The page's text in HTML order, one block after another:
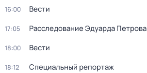
16:00 Вести
17:05 Расследование Эдуарда Петрова
18:00 Вести
18:12 Специальный репортаж